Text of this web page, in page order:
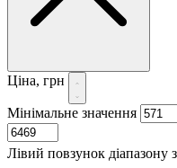
Ціна, грн
Мінімальне значення
Лівий повзунок діапазону